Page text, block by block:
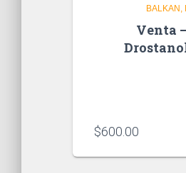
BALKAN
Venta
$600.00